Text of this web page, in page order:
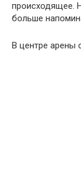
происходящее.
больше
В центре арены